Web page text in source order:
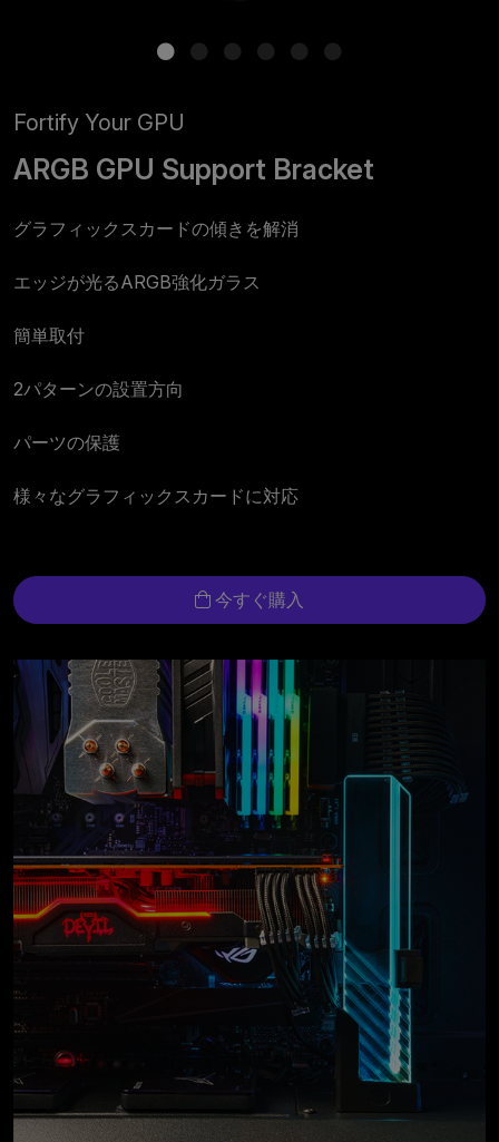
Fortify Your GPU
ARGB GPU Support Bracket
グラフィックスカードの傾きを解消
エッジが光るARGB強化ガラス
簡単取付
2パターンの設置方向
パーツの保護
様々なグラフィックスカードに対応
今すぐ購入